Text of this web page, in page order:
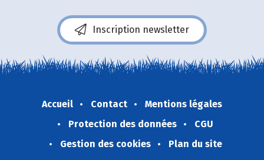
Inscription newsletter
Accueil Contact
Mentions légales
Protection des données
CGU
Gestion des cookies
Plan du site